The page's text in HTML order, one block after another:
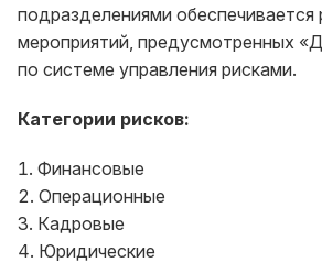
подразделениями обеспечивается
мероприятий, предусмотренных
по системе управления рисками.
Категории рисков:
Финансовые
Операционные
Кадровые
Юридические